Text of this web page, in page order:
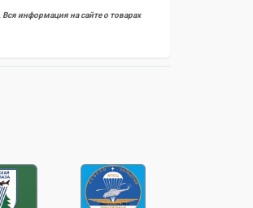
Вся информация на сайте о товарах